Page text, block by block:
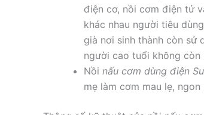
điện cơ, nồi cơm điện tử
khác nhau người tiêu
già nơi sinh thành còn sử
người cao tuổi không
Nồi nấu cơm dùng điện
mẹ làm cơm mau lẹ,